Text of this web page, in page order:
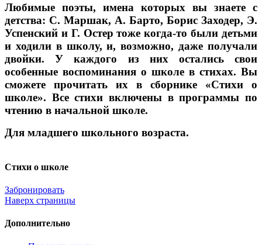
Любимые поэты, имена которых вы знаете с
детства: С. Маршак, А. Барто, Борис Заходер, Э.
Успенский и Г. Остер тоже когда-то были детьми
и ходили в школу, и, возможно, даже получали
двойки. У каждого из них остались свои
особенные воспоминания о школе в стихах. Вы
сможете прочитать их в сборнике «Стихи о
школе». Все стихи включены в программы по
чтению в начальной школе.
Для младшего школьного возраста.
Стихи о школе
Забронировать
Наверх страницы
Дополнительно